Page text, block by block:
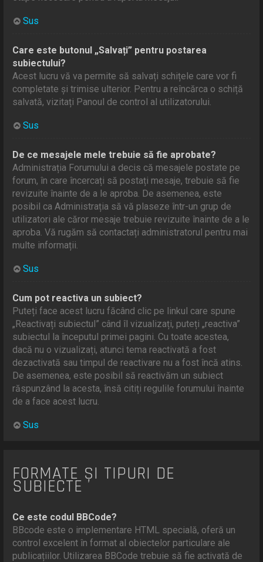
Sus
Care este butonul „Salvați” pentru postarea
subiectului?
Acest lucru vă va permite să salvați schițele care vor fi
completate și trimise ulterior. Pentru a reîncărca o schiță
salvată, vizitați Panoul de control al utilizatorului.
Sus
De ce mesajele mele trebuie să fie aprobate?
Administrația Forumului a decis că mesajele postate pe
forum, în care încercați să postați mesaje, trebuie să fie
revizuite înainte de a le aproba. De asemenea, este
posibil ca Administrația să vă plaseze într-un grup de
utilizatori ale căror mesaje trebuie revizuite înainte de a le
aproba. Vă rugăm să contactați administratorul pentru mai
multe informații.
Sus
Cum pot reactiva un subiect?
Puteți face acest lucru făcând clic pe linkul care spune
„Reactivați subiectul” când îl vizualizați, puteți „reactiva”
subiectul la începutul primei pagini. Cu toate acestea,
dacă nu o vizualizați, atunci tema reactivată a fost
dezactivată sau timpul de reactivare nu a fost încă atins.
De asemenea, este posibil să reactivăm un subiect
răspunzând la acesta, însă citiți regulile forumului înainte
de a face acest lucru.
Sus
FORMATE ȘI TIPURI DE
SUBIECTE
Ce este codul BBCode?
BBcode este o implementare HTML specială, oferă un
control excelent în format al obiectelor particulare ale
publicațiilor. Utilizarea BBCode trebuie să fie activată de